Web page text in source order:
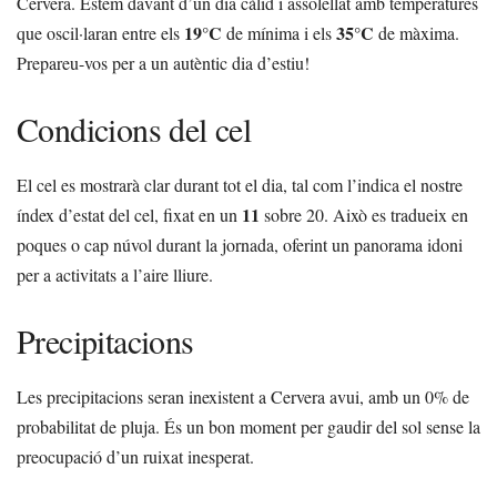
que oscil·laran entre els 19°C de mínima i els35°C de màxima.
Prepareu-vos per a un autèntic dia d’estiu!
Condicions del cel
El cel es mostrarà clar durant tot el dia, tal com l’indica el nostre
índex d’estat del cel, fixat en un 11 sobre 20. Això es tradueix en
poques o cap núvol durant la jornada, oferint un panorama idoni
per a activitats a l’aire lliure.
Precipitacions
Les precipitacions seran inexistent a Cervera avui, amb un 0% de
probabilitat de pluja. És un bon moment per gaudir del sol sense la
preocupació d’un ruixat inesperat.